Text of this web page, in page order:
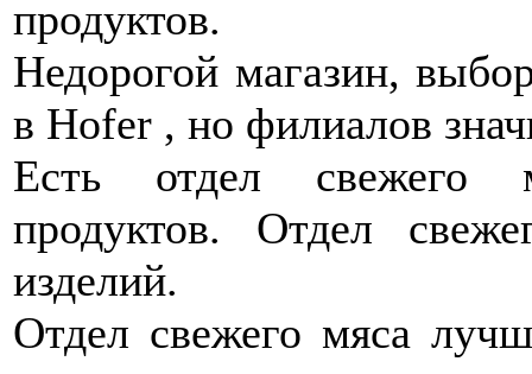
продуктов.
Недорогой магазин,
в Hofer , но филиалов
Есть отдел свежего
продуктов. Отдел
изделий.
Отдел свежего мяса